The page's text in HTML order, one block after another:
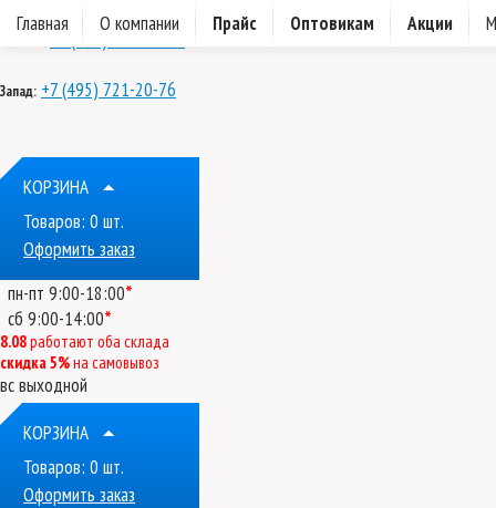
Запад: +7 (495) 721-20-76
КОРЗИНА
Товаров: 0 шт.
Оформить заказ
пн-пт 9:00-18:00*
сб 9:00-14:00*
8.08работают оба склада
скидка 5%на самовывоз
всвыходной
КОРЗИНА
Товаров: 0 шт.
Оформить заказ
Главная О компании Прайс Оптовикам Акции